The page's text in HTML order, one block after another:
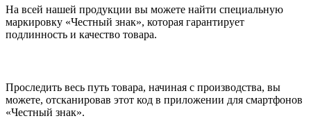
На всей нашей продукции вы можете найти специальную
маркировку «Честный знак», которая гарантирует
подлинность и качество товара.
Проследить весь путь товара, начиная с производства, вы
можете, отсканировав этот код в приложении для смартфонов
«Честный знак».